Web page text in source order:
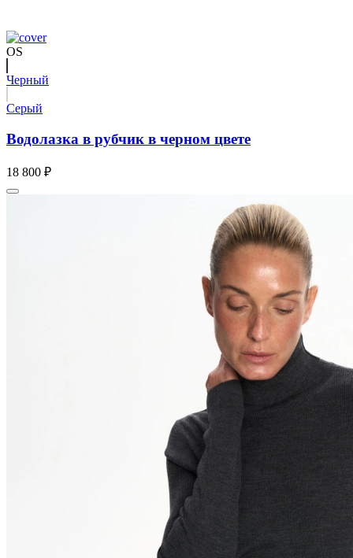
OS
Черный
Серый
Водолазка в рубчик в черном цвете
18 800 ₽